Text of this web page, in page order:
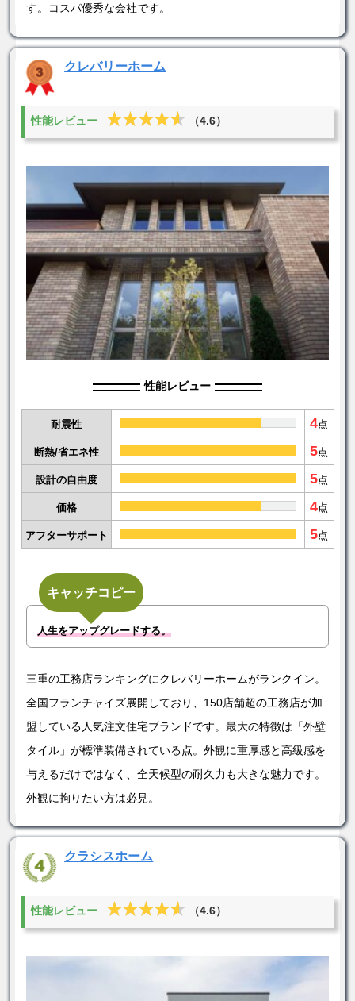
す。コスパ優秀な会社です。
クレバリーホーム
性能レビュー ★★★★★
★★★★★ （4.6）
性能レビュー
耐震性 4点
断熱/省エネ性 5点
設計の自由度 5点
価格 4点
アフターサポート 5点
キャッチコピー
人生をアップグレードする。
三重の工務店ランキングにクレバリーホームがランクイン。
全国フランチャイズ展開しており、150店舗超の工務店が加
盟している人気注文住宅ブランドです。最大の特徴は「外壁
タイル」が標準装備されている点。外観に重厚感と高級感を
与えるだけではなく、全天候型の耐久力も大きな魅力です。
外観に拘りたい方は必見。
クラシスホーム
性能レビュー ★★★★★
★★★★★ （4.6）